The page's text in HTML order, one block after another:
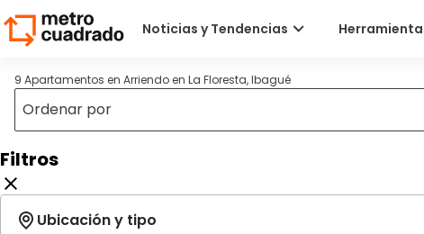
9 Apartamentos en Arriendo en La Floresta, Ibagué
Filtros